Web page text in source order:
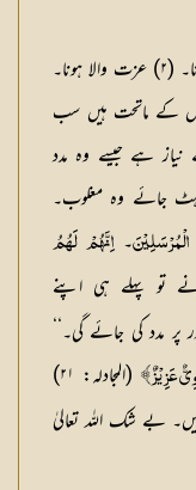
پھر اپنے دو وصف بیان فرمائے: (۱) قوی ہونا۔ (۲) عزت والا ہونا۔
کے ماتحت ہیں سب
ہے جیسے وہ مدد
جائے وہ مغلوب۔
۔ اِنَّهُمْ لَهُمُ
۱۷۲) ’’ہم نے تو پہلے ہی اپنے
مدد کی جائے گی۔‘‘
عَزِيْزٌ﴾
(المجادلہ: ۲۱)
بے شک اللہ تعالیٰ